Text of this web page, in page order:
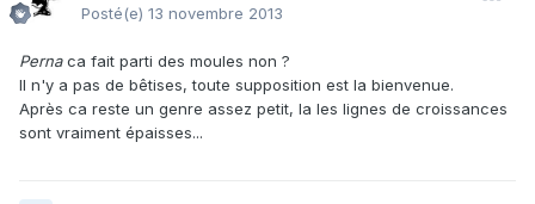
Posté(e) 13 novembre 2013
Pernaca fait parti des moules non ?
Il n'y a pas de bêtises, toute supposition est la bienvenue.
Après ca reste un genre assez petit, la les lignes de croissances
sont vraiment épaisses...